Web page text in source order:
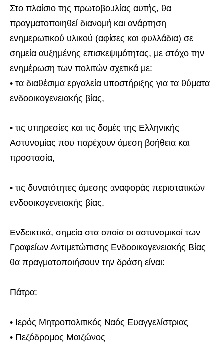
Στο πλαίσιο της πρωτοβουλίας αυτής, θα
πραγματοποιηθεί διανομή και ανάρτηση
ενημερωτικού υλικού (αφίσες και φυλλάδια) σε
σημεία αυξημένης επισκεψιμότητας, με στόχο την
ενημέρωση των πολιτών σχετικά με:
• τα διαθέσιμα εργαλεία υποστήριξης για τα θύματα
ενδοοικογενειακής βίας,
• τις υπηρεσίες και τις δομές της Ελληνικής
Αστυνομίας που παρέχουν άμεση βοήθεια και
προστασία,
• τις δυνατότητες άμεσης αναφοράς περιστατικών
ενδοοικογενειακής βίας.
Ενδεικτικά, σημεία στα οποία οι αστυνομικοί των
Γραφείων Αντιμετώπισης Ενδοοικογενειακής Βίας
θα πραγματοποιήσουν την δράση είναι:
Πάτρα:
• Ιερός Μητροπολιτικός Ναός Ευαγγελίστριας
• Πεζόδρομος Μαιζώνος